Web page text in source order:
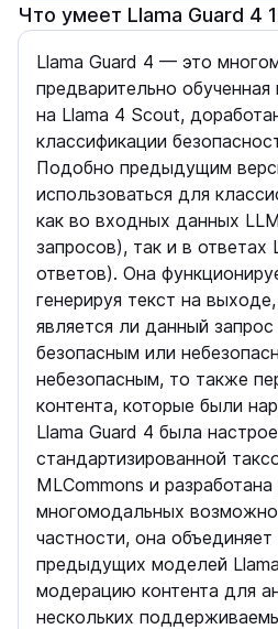
Что умеет Llama Guard 4
Llama Guard 4 — это
предварительно
на Llama 4 Scout,
классификации
Подобно предыдущим
использоваться для
как во входных данных
запросов), так и в ответах
ответов). Она
генерируя текст на
является ли данный
безопасным или
небезопасным, то также
контента, которые были
Llama Guard 4 была
стандартизированной
MLCommons и
многомодальных
частности, она
предыдущих моделей
модерацию контента для
нескольких